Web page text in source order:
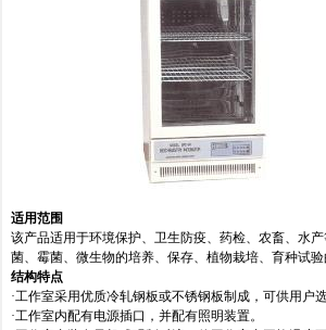
适用范围
该产品适用于环境保护、卫生防疫、药检、农畜、水
菌、霉菌、微生物的培养、保存、植物栽培、育种试
结构特点
·工作室采用优质冷轧钢板或不锈钢板制成，可供用户
·工作室内配有电源插口，并配有照明装置。